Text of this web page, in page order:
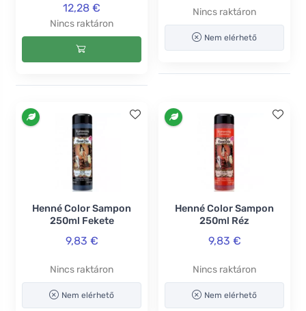
12,28 €
Nincs raktáron
Nincs raktáron
Nem elérhető
Henné Color Sampon
250ml Fekete
9,83 €
Nincs raktáron
Nem elérhető
Henné Color Sampon
250ml Réz
9,83 €
Nincs raktáron
Nem elérhető